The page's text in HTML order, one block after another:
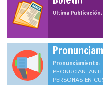
Ultima Publicación:
Pronunciamiento:
PRONUCIAN
PERSONAS EN